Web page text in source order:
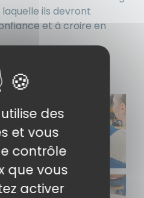
ils devront
et à croire en
d’espagnol
des
et vous
contrôle
que vous
activer